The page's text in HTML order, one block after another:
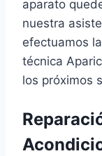
aparato
nuestra
efectuamos
técnica
los próximos